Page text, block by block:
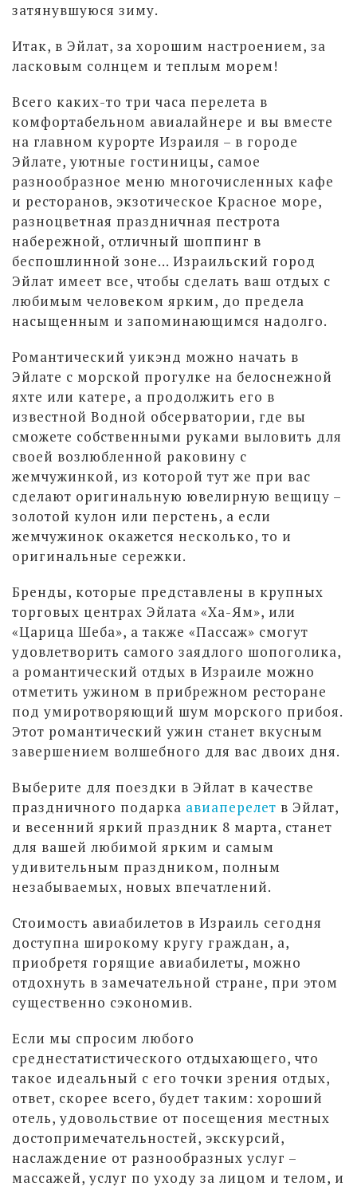
затянувшуюся зиму.
Итак, в Эйлат, за хорошим настроением, за
ласковым солнцем и теплым морем!
Всего каких-то три часа перелета в
комфортабельном авиалайнере и вы вместе
на главном курорте Израиля – в городе
Эйлате, уютные гостиницы, самое
разнообразное меню многочисленных кафе
и ресторанов, экзотическое Красное море,
разноцветная праздничная пестрота
набережной, отличный шоппинг в
беспошлинной зоне… Израильский город
Эйлат имеет все, чтобы сделать ваш отдых с
любимым человеком ярким, до предела
насыщенным и запоминающимся надолго.
Романтический уикэнд можно начать в
Эйлате с морской прогулке на белоснежной
яхте или катере, а продолжить его в
известной Водной обсерватории, где вы
сможете собственными руками выловить для
своей возлюбленной раковину с
жемчужинкой, из которой тут же при вас
сделают оригинальную ювелирную вещицу –
золотой кулон или перстень, а если
жемчужинок окажется несколько, то и
оригинальные сережки.
Бренды, которые представлены в крупных
торговых центрах Эйлата «Ха-Ям», или
«Царица Шеба», а также «Пассаж» смогут
удовлетворить самого заядлого шопоголика,
а романтический отдых в Израиле можно
отметить ужином в прибрежном ресторане
под умиротворяющий шум морского прибоя.
Этот романтический ужин станет вкусным
завершением волшебного для вас двоих дня.
Выберите для поездки в Эйлат в качестве
праздничного подарка авиаперелет в Эйлат,
и весенний яркий праздник 8 марта, станет
для вашей любимой ярким и самым
удивительным праздником, полным
незабываемых, новых впечатлений.
Стоимость авиабилетов в Израиль сегодня
доступна широкому кругу граждан, а,
приобретя горящие авиабилеты, можно
отдохнуть в замечательной стране, при этом
существенно сэкономив.
Если мы спросим любого
среднестатистического отдыхающего, что
такое идеальный с его точки зрения отдых,
ответ, скорее всего, будет таким: хороший
отель, удовольствие от посещения местных
достопримечательностей, экскурсий,
наслаждение от разнообразных услуг –
массажей, услуг по уходу за лицом и телом, и